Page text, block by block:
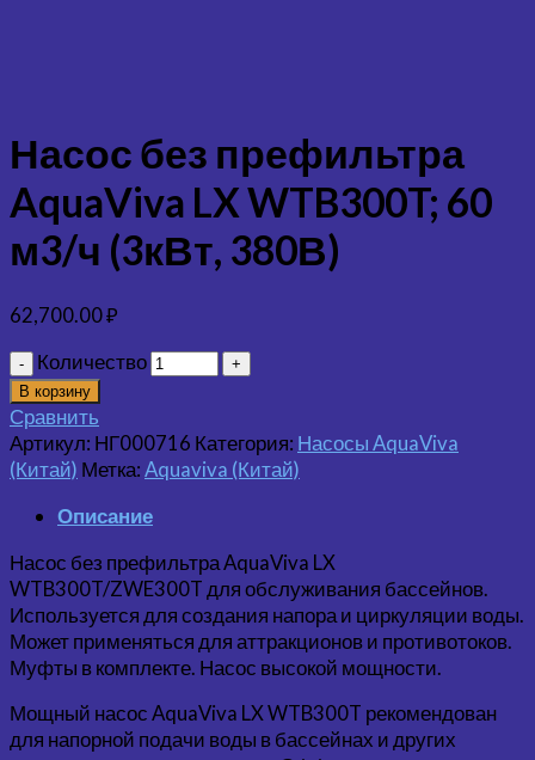
Насос без префильтра
AquaViva LX WTB300T; 60
м3/ч (3кВт, 380В)
62,700.00₽
Количество
В корзину
Сравнить
Артикул: НГ000716 Категория: Насосы AquaViva
(Китай) Метка:Aquaviva (Китай)
Описание
Насос без префильтра AquaViva LX
WTB300T/ZWE300T для обслуживания бассейнов.
Используется для создания напора и циркуляции воды.
Может применяться для аттракционов и противотоков.
Муфты в комплекте. Насос высокой мощности.
Мощный насос AquaViva LX WTB300T рекомендован
для напорной подачи воды в бассейнах и других